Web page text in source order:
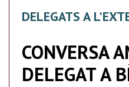
DELEGATS A
CONVERSA
DELEGAT A